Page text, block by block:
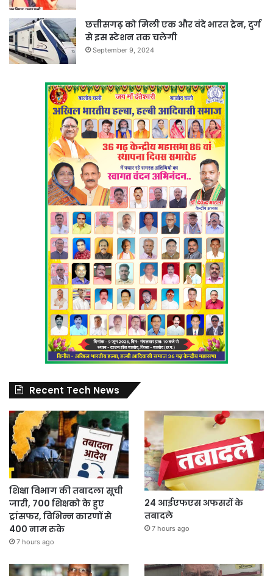
छत्तीसगढ़ को मिली एक और वंदे भारत ट्रेन, दुर्ग
से इस स्टेशन तक चलेगी
September 9, 2024
Recent Tech News
शिक्षा विभाग की तबादला सूची
जारी, 700 शिक्षको के हुए
ट्रांसफर, विभिन्न कारणों से
400 नाम रुके
7 hours ago
24 आईएफएस अफसरों के
तबादले
7 hours ago